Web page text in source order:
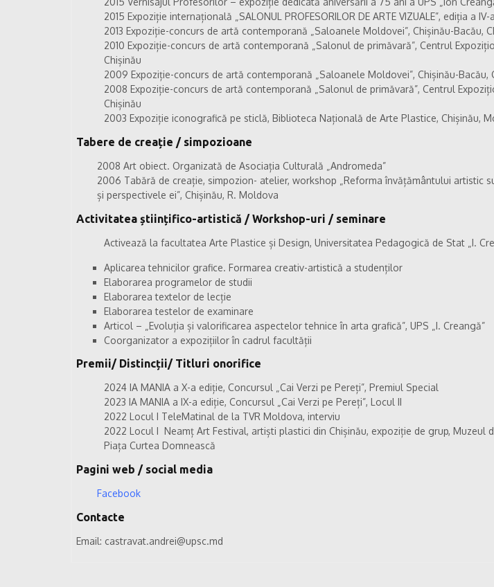
2015 Expoziție internațională „SALONUL PROFESORILOR DE ARTE VIZUALE”, ediția a IV-
2013 Expoziție-concurs de artă contemporană „Saloanele Moldovei”, Chișinău-Bacău,
2010 Expoziție-concurs de artă contemporană „Salonul de primăvară”, Centrul
Chișinău
2009 Expoziție-concurs de artă contemporană „Saloanele Moldovei”, Chișinău-Bacău,
2008 Expoziție-concurs de artă contemporană „Salonul de primăvară”, Centrul
Chișinău
2003 Expoziție iconografică pe sticlă, Biblioteca Națională de Arte Plastice, Chișinău,
Tabere de creație / simpozioane
2008 Art obiect. Organizată de Asociația Culturală „Andromeda”
2006 Tabără de creație, simpozion- atelier, workshop „Reforma învățământului artistic
și perspectivele ei”, Chișinău, R. Moldova
Activitatea științifico-artistică / Workshop-uri / seminare
Activează la facultatea Arte Plastice și Design, Universitatea Pedagogică de Stat „I.
Aplicarea tehnicilor grafice. Formarea creativ-artistică a studenților
Elaborarea programelor de studii
Elaborarea textelor de lecție
Elaborarea testelor de examinare
Articol – „Evoluția și valorificarea aspectelor tehnice în arta grafică”, UPS „I. Creangă”
Coorganizator a expozițiilor în cadrul facultății
Premii/ Distincții/ Titluri onorifice
2024 IA MANIA a X-a ediție, Concursul „Cai Verzi pe Pereți”, Premiul Special
2023 IA MANIA a IX-a ediție, Concursul „Cai Verzi pe Pereți”, Locul II
2022 Locul I TeleMatinal de la TVR Moldova, interviu
2022 Locul I Neamț Art Festival, artiști plastici din Chișinău, expoziție de grup, Muzeul
Piața Curtea Domnească
Pagini web / social media
Facebook
Contacte
Email: castravat.andrei@upsc.md